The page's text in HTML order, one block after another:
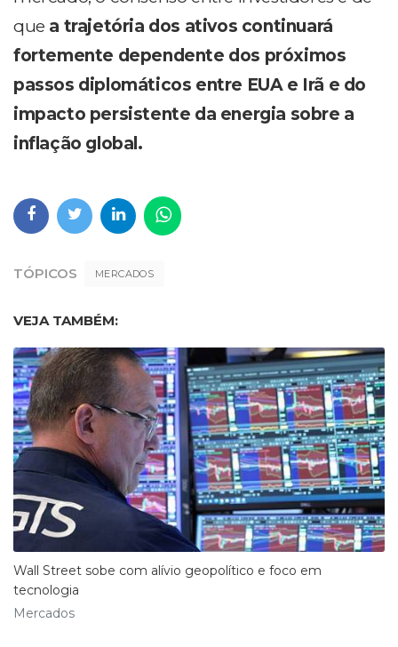
que a trajetória dos ativos continuará
fortemente dependente dos próximos
passos diplomáticos entre EUA e Irã e do
impacto persistente da energia sobre a
inflação global.
TÓPICOS MERCADOS
VEJA TAMBÉM:
Wall Street sobe com alívio geopolítico e foco em
tecnologia
Mercados